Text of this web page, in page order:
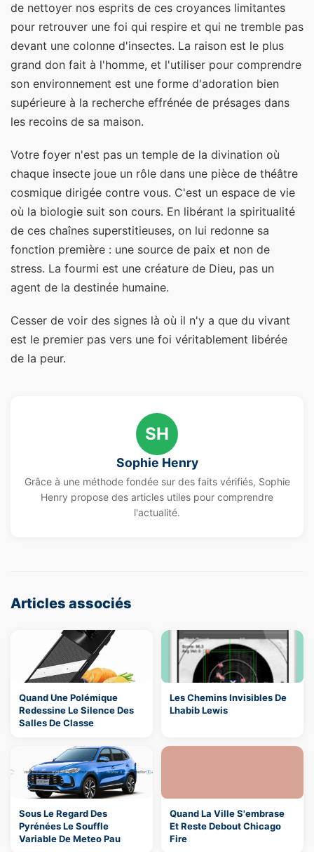
de nettoyer nos esprits de ces croyances limitantes
pour retrouver une foi qui respire et qui ne tremble pas
devant une colonne d'insectes. La raison est le plus
grand don fait à l'homme, et l'utiliser pour comprendre
son environnement est une forme d'adoration bien
supérieure à la recherche effrénée de présages dans
les recoins de sa maison.
Votre foyer n'est pas un temple de la divination où
chaque insecte joue un rôle dans une pièce de théâtre
cosmique dirigée contre vous. C'est un espace de vie
où la biologie suit son cours. En libérant la spiritualité
de ces chaînes superstitieuses, on lui redonne sa
fonction première : une source de paix et non de
stress. La fourmi est une créature de Dieu, pas un
agent de la destinée humaine.
Cesser de voir des signes là où il n'y a que du vivant
est le premier pas vers une foi véritablement libérée
de la peur.
SH
Sophie Henry
Grâce à une méthode fondée sur des faits vérifiés, Sophie
Henry propose des articles utiles pour comprendre
l'actualité.
Articles associés
Quand Une Polémique
Redessine Le Silence Des
Salles De Classe
Les Chemins Invisibles De
Lhabib Lewis
Sous Le Regard Des
Pyrénées Le Souffle
Variable De Meteo Pau
Quand La Ville S'embrase
Et Reste Debout Chicago
Fire